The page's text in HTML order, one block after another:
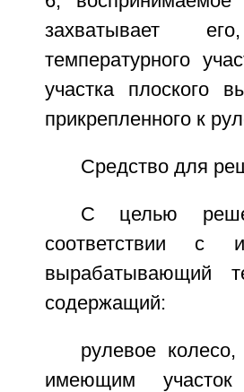
захватывает
температурного
участка плоского
прикрепленного к
Средство для
С целью
соответствии с
вырабатывающий
содержащий:
рулевое
имеющим